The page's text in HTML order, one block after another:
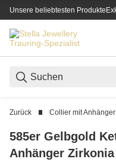
Unsere beliebtesten Produkte
Zurück Collier mit Anhänger
585er Gelbgold
Anhänger